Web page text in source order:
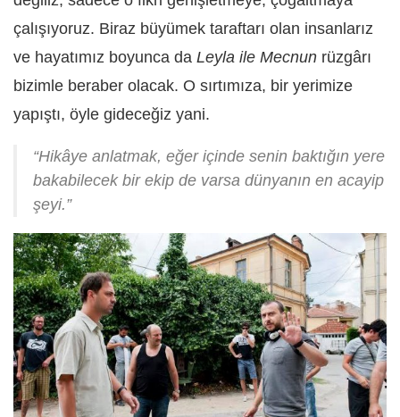
çalışıyoruz. Biraz büyümek taraftarı olan insanlarız
ve hayatımız boyunca da Leyla ile Mecnun rüzgârı
bizimle beraber olacak. O sırtımıza, bir yerimize
yapıştı, öyle gideceğiz yani.
“Hikâye anlatmak, eğer içinde senin baktığın yere
bakabilecek bir ekip de varsa dünyanın en acayip
şeyi.”